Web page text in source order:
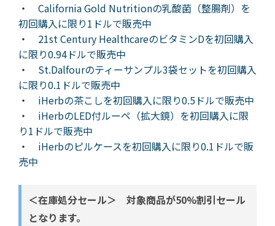
・ California Gold Nutritionの乳酸菌（整腸剤）を
初回購入に限り1ドルで販売中
・ 21st Century HealthcareのビタミンDを初回購入
に限り0.94ドルで販売中
・ St.Dalfourのティーサンプル3袋セットを初回購入
に限り0.1ドルで販売中
・ iHerbの茶こしを初回購入に限り0.5ドルで販売中
・ iHerbのLED付ルーペ（拡大鏡）を初回購入に限
り1ドルで販売中
・ iHerbのピルケースを初回購入に限り0.1ドルで販
売中
＜在庫処分セール＞ 対象商品が50%割引セール
となります。